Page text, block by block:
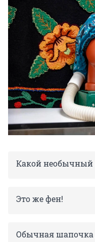
Какой необычный
Это же фен!
Обычная шапочка